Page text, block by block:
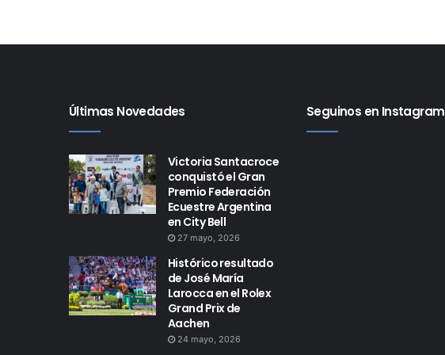
Últimas Novedades
Victoria Santacroce
conquistó el Gran
Premio Federación
Ecuestre Argentina
en City Bell
27 mayo, 2026
Histórico resultado
de José María
Larocca en el Rolex
Grand Prix de
Aachen
24 mayo, 2026
Seguinos en Instagram